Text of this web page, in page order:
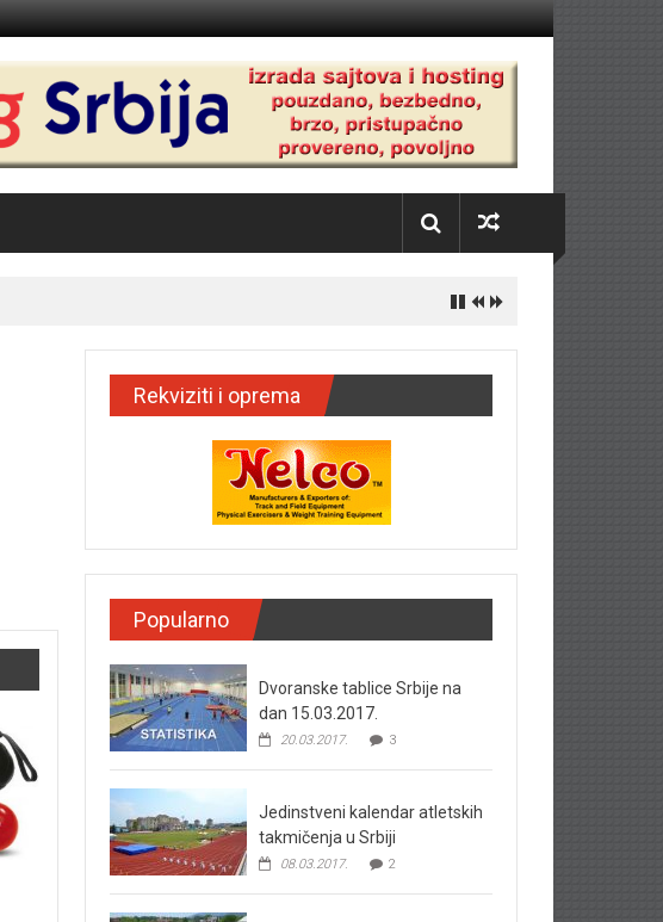
Rekviziti i oprema
Popularno
Dvoranske tablice Srbije na
dan 15.03.2017.
20.03.2017. 3
Jedinstveni kalendar atletskih
takmičenja u Srbiji
08.03.2017. 2